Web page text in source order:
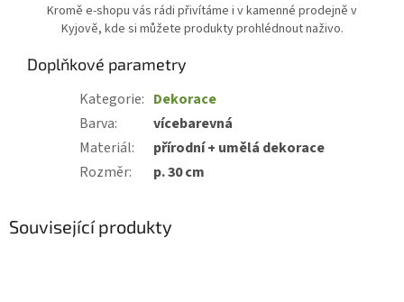
Kromě e-shopu vás rádi přivítáme i v kamenné prodejně v
Kyjově, kde si můžete produkty prohlédnout naživo.
Doplňkové parametry
Kategorie: Dekorace
Barva:
vícebarevná
Materiál:
přírodní + umělá dekorace
Rozměr: p. 30 cm
Související produkty